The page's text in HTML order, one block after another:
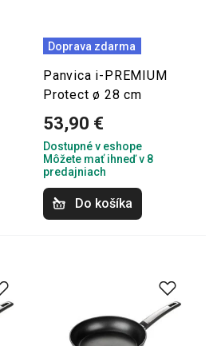
Doprava zdarma
Panvica i-PREMIUM
Protect ø 28 cm
53,90 €
Dostupné v eshope
Môžete mať ihneď v 8
predajniach
Do košíka